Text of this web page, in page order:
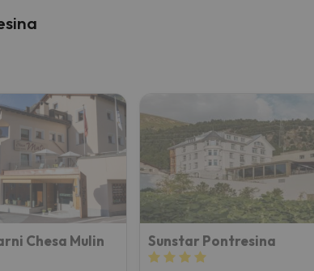
à sua pesquisa. Tente modificar o destino.
Assim que encontrar a sua bússola, estará de volta.
Chesa Mulin Sunstar Pontresina